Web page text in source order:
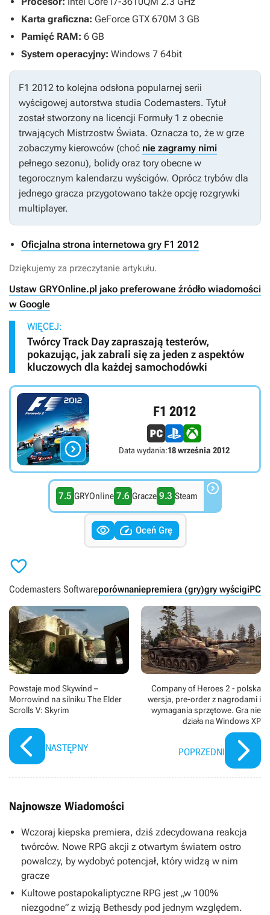
Karta graficzna: GeForce GTX 670M 3 GB
Pamięć RAM: 6 GB
System operacyjny: Windows 7 64bit
F1 2012 to kolejna odsłona popularnej serii
wyścigowej autorstwa studia Codemasters. Tytuł
został stworzony na licencji Formuły 1 z obecnie
trwających Mistrzostw Świata. Oznacza to, że w grze
zobaczymy kierowców (choć nie zagramy nimi
pełnego sezonu), bolidy oraz tory obecne w
tegorocznym kalendarzu wyścigów. Oprócz trybów dla
jednego gracza przygotowano także opcję rozgrywki
multiplayer.
Oficjalna strona internetowa gry F1 2012
Dziękujemy za przeczytanie artykułu.
Ustaw GRYOnline.pl jako preferowane źródło wiadomości
w Google
WIĘCEJ:
Twórcy Track Day zapraszają testerów,
pokazując, jak zabrali się za jeden z aspektów
kluczowych dla każdej samochodówki

F1 2012
Data wydania:18 września 2012
7.5 GRYOnline 7.6 Gracze 9.3 Steam 
  Oceń Grę

Codemasters Softwareporównaniepremiera (gry)gry wyścigiPC
Powstaje mod Skywind –
Morrowind na silniku The Elder
Scrolls V: Skyrim
NASTĘPNY
Company of Heroes 2 - polska
wersja, pre-order z nagrodami i
wymagania sprzętowe. Gra nie
działa na Windows XP
POPRZEDNI
Najnowsze Wiadomości
Wczoraj kiepska premiera, dziś zdecydowana reakcja
twórców. Nowe RPG akcji z otwartym światem ostro
powalczy, by wydobyć potencjał, który widzą w nim
gracze
Kultowe postapokaliptyczne RPG jest „w 100%
niezgodne” z wizją Bethesdy pod jednym względem.